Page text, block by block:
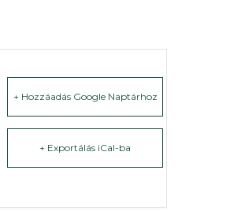
+ Hozzáadás Google Naptárhoz
+ Exportálás iCal-ba